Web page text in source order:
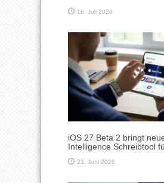
16. Juli 2026
iOS 27 Beta 2 bringt
Intelligence Schreibtool
23. Juni 2026